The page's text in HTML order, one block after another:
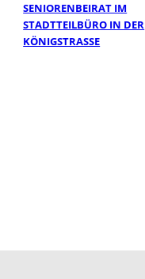
SENIORENBEIRAT IM
STADTTEILBÜRO IN DER
KÖNIGSTRASSE